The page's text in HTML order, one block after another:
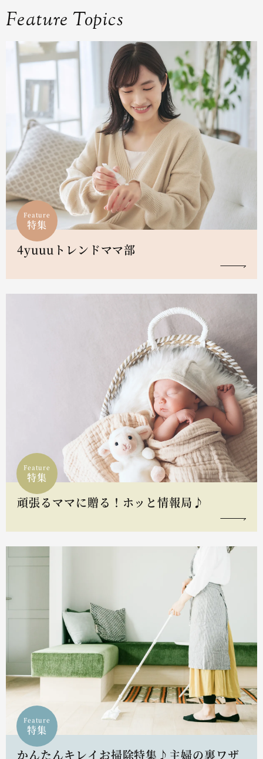
Feature Topics
Feature
特集
4yuuuトレンドママ部
Feature
特集
頑張るママに贈る！ホッと情報局♪
Feature
特集
かんたんキレイお掃除特集♪主婦の裏ワザ